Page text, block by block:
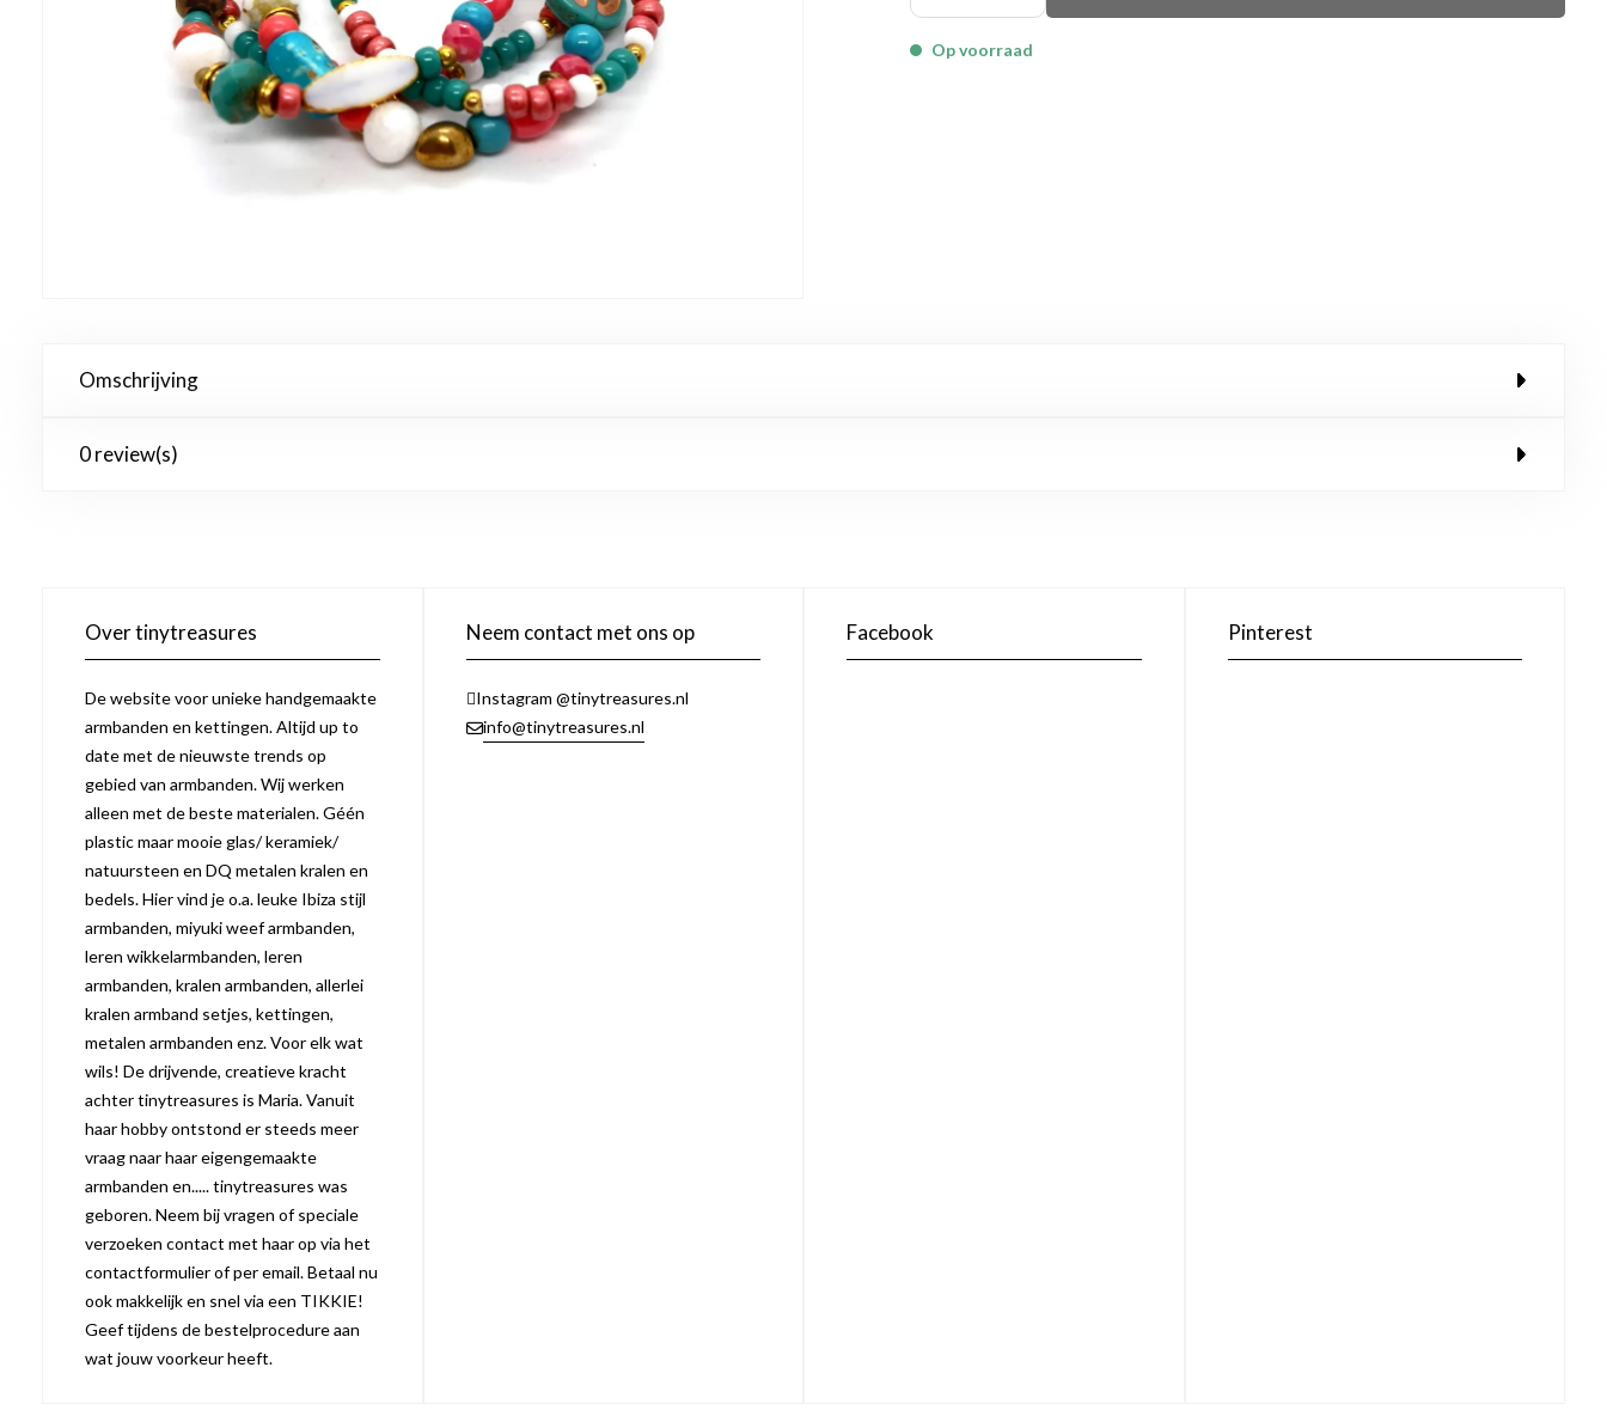
Op voorraad
Omschrijving
0 review(s)
Over tinytreasures
De website voor unieke handgemaakte
armbanden en kettingen. Altijd up to
date met de nieuwste trends op
gebied van armbanden. Wij werken
alleen met de beste materialen. Géén
plastic maar mooie glas/ keramiek/
natuursteen en DQ metalen kralen en
bedels. Hier vind je o.a. leuke Ibiza stijl
armbanden, miyuki weef armbanden,
leren wikkelarmbanden, leren
armbanden, kralen armbanden, allerlei
kralen armband setjes, kettingen,
metalen armbanden enz. Voor elk wat
wils! De drijvende, creatieve kracht
achter tinytreasures is Maria. Vanuit
haar hobby ontstond er steeds meer
vraag naar haar eigengemaakte
armbanden en..... tinytreasures was
geboren. Neem bij vragen of speciale
verzoeken contact met haar op via het
contactformulier of per email. Betaal nu
ook makkelijk en snel via een TIKKIE!
Geef tijdens de bestelprocedure aan
wat jouw voorkeur heeft.
Neem contact met ons op
Instagram @tinytreasures.nl
info@tinytreasures.nl
Facebook Pinterest